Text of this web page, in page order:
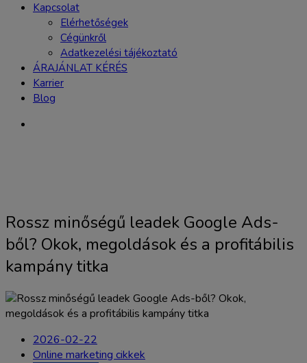
Kapcsolat
Elérhetőségek
Cégünkről
Adatkezelési tájékoztató
ÁRAJÁNLAT KÉRÉS
Karrier
Blog
Rossz minőségű leadek Google Ads-
ből? Okok, megoldások és a profitábilis
kampány titka
2026-02-22
Online marketing cikkek